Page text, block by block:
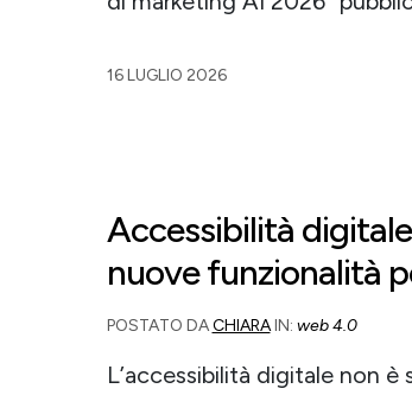
16 LUGLIO 2026
Accessibilità
nuove funzionalità
POSTATO DACHIARAIN: web 4.0
L’accessibilità digitale non